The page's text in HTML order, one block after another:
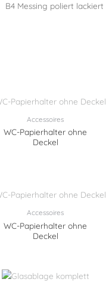
B4 Messing poliert lackiert
Accessoires
WC-Papierhalter ohne
Deckel
Accessoires
WC-Papierhalter ohne
Deckel